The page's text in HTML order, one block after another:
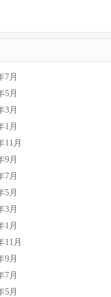
7月
5月
3月
1月
11月
9月
7月
5月
3月
1月
11月
9月
7月
5月